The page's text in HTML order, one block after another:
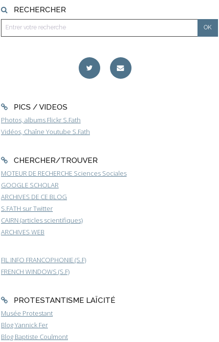
RECHERCHER
PICS / VIDEOS
Photos, albums Flickr S.Fath
Vidéos, Chaîne Youtube S.Fath
CHERCHER/TROUVER
MOTEUR DE RECHERCHE Sciences Sociales
GOOGLE SCHOLAR
ARCHIVES DE CE BLOG
S.FATH sur Twitter
CAIRN (articles scientifiques)
ARCHIVES WEB
FIL INFO FRANCOPHONIE (S.F)
FRENCH WINDOWS (S.F)
PROTESTANTISME LAÏCITÉ
Musée Protestant
Blog Yannick Fer
Blog Baptiste Coulmont